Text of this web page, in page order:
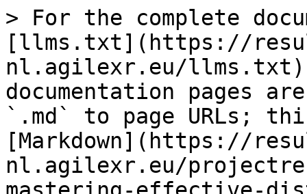
> For the complete
[llms.txt](https://
nl.agilexr.eu/llms.txt).
documentation pages
`.md` to page URLs;
[Markdown](https://
nl.agilexr.eu/